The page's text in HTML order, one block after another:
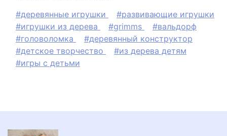
#деревянные игрушки
#развивающие игрушки
#игрушки из дерева
#grimms
#вальдорф
#головоломка
#деревянный конструктор
#детское творчество
#из дерева детям
#игры с детьми